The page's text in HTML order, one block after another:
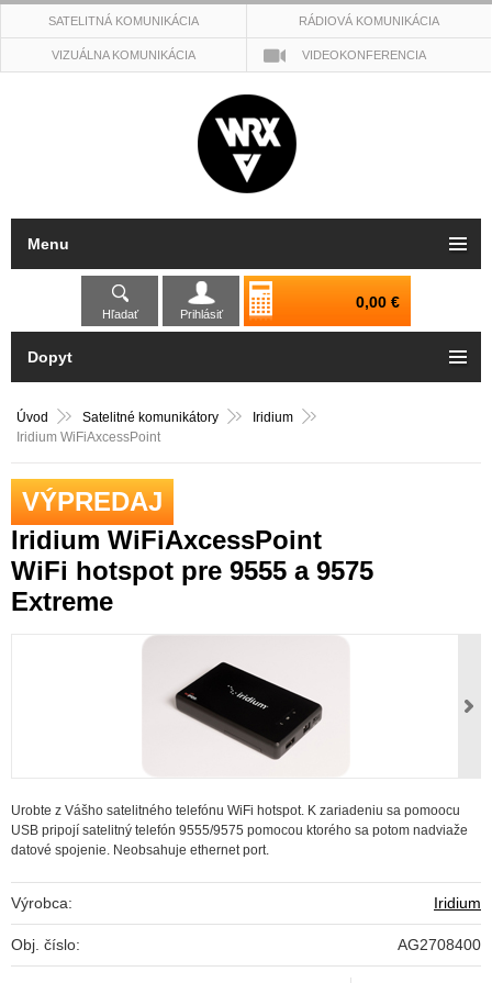
SATELITNÁ KOMUNIKÁCIA RÁDIOVÁ KOMUNIKÁCIA
VIZUÁLNA KOMUNIKÁCIA VIDEOKONFERENCIA
Hľadať Prihlásiť
0,00 €
Úvod Satelitné komunikátory
Iridium
Iridium WiFiAxcessPoint
VÝPREDAJ
Iridium WiFiAxcessPoint
WiFi hotspot pre 9555 a 9575
Extreme
Urobte z Vášho satelitného telefónu WiFi hotspot. K zariadeniu sa pomoocu
USB pripojí satelitný telefón 9555/9575 pomocou ktorého sa potom nadviaže
datové spojenie. Neobsahuje ethernet port.
Výrobca: Iridium
Obj. číslo: AG2708400
Dopyt
Menu